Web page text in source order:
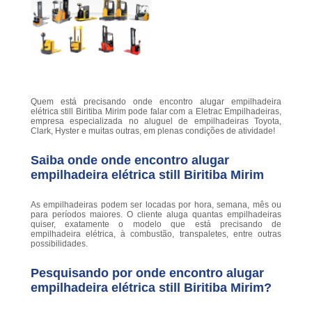
Quem está precisando onde encontro alugar empilhadeira
elétrica still Biritiba Mirim pode falar com a Eletrac Empilhadeiras,
empresa especializada no aluguel de empilhadeiras Toyota,
Clark, Hyster e muitas outras, em plenas condições de atividade!
Saiba onde onde encontro alugar
empilhadeira elétrica still Biritiba Mirim
As empilhadeiras podem ser locadas por hora, semana, mês ou
para períodos maiores. O cliente aluga quantas empilhadeiras
quiser, exatamente o modelo que está precisando de
empilhadeira elétrica, à combustão, transpaletes, entre outras
possibilidades.
Pesquisando por onde encontro alugar
empilhadeira elétrica still Biritiba Mirim?